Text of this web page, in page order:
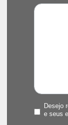
Desejo
e seus